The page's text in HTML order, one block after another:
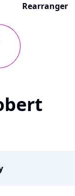
Rearranger